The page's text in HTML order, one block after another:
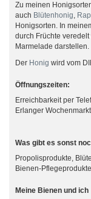
Zu meinen
auch Blütenhonig,
Honigsorten. In
durch Früchte
Marmelade darstellen.
Der Honig wird vom
Öffnungszeiten:
Erreichbarkeit per
Erlanger
Was gibt es sonst
Propolisprodukte,
Bienen-Pflegeprodukte
Meine Bienen und ich